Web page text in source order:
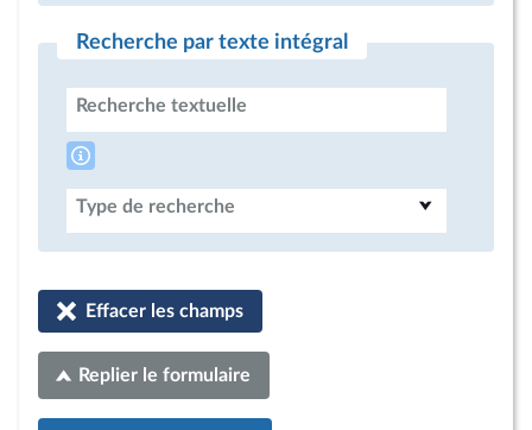
Recherche par texte intégral
Recherche textuelle
Type de recherche
Effacer les champs
Replier le formulaire